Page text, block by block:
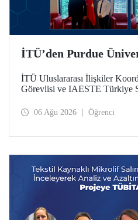
İTÜ’den Purdue
İTÜ Uluslararası İlişkiler
Görevlisi ve IAESTE Türkiye
Temmuz tarihlerinde ABD’de
06 Ağu 2026 Öğrenci